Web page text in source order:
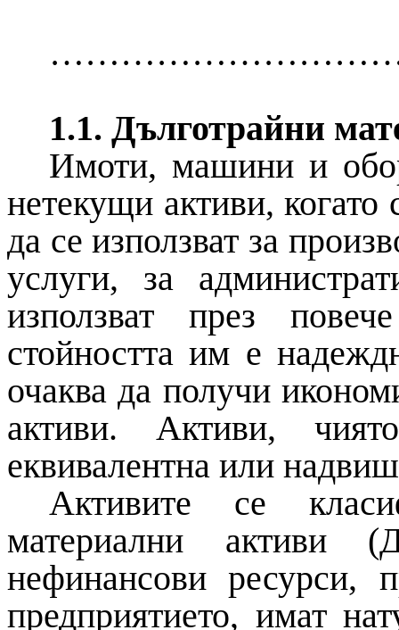
1.1. Дълготрайни
Имоти, машини и
нетекущи активи, когато
да се използват за
услуги, за
използват през
стойността им е
очаква да получи
активи.
Активи,
еквивалентна или
Активите се
материални активи
нефинансови ресурси,
предприятието, имат